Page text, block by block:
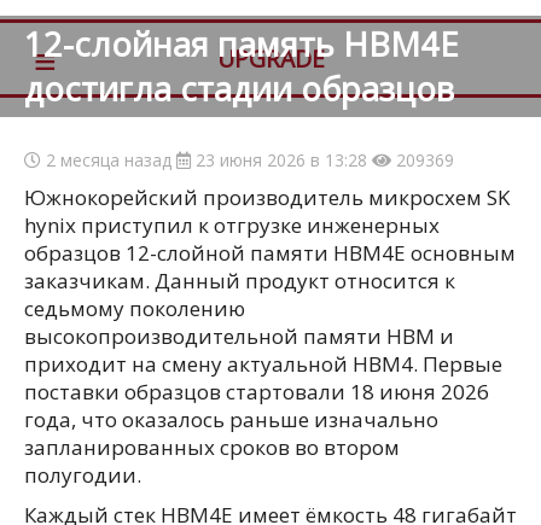
≡ UPGRADE
12-слойная память HBM4E
достигла стадии образцов
2 месяца назад 23 июня 2026 в 13:28 209369
Южнокорейский производитель микросхем SK
hynix приступил к отгрузке инженерных
образцов 12-слойной памяти HBM4E основным
заказчикам. Данный продукт относится к
седьмому поколению
высокопроизводительной памяти HBM и
приходит на смену актуальной HBM4. Первые
поставки образцов стартовали 18 июня 2026
года, что оказалось раньше изначально
запланированных сроков во втором
полугодии.
Каждый стек HBM4E имеет ёмкость 48 гигабайт